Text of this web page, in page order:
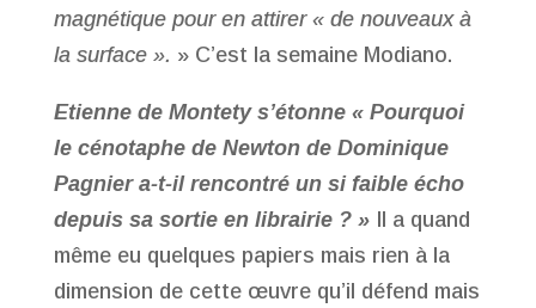
magnétique pour en attirer « de nouveaux à
la surface ». » C’est la semaine Modiano.
Etienne de Montety s’étonne « Pourquoi
le cénotaphe de Newton de Dominique
Pagnier a-t-il rencontré un si faible écho
depuis sa sortie en librairie ? »
Il a quand
même eu quelques papiers mais rien à la
dimension de cette œuvre qu’il défend mais